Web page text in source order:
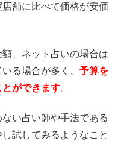
舗に比べて価格が安価
、ネット占いの場合は
る場合が多く、 予算を
ができます。
い占い師や手法である
試してみるようなこと